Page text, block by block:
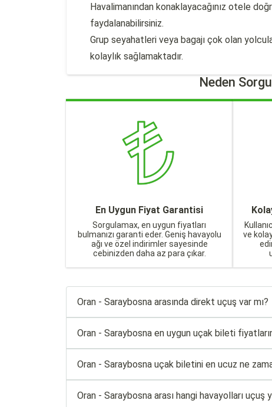
Havalimanından konaklayacağınız otele
faydalanabilirsiniz.
Grup seyahatleri veya bagajı çok olan
kolaylık sağlamaktadır.
Neden
En Uygun Fiyat Garantisi
Sorgulamax, en uygun fiyatları
bulmanızı garanti eder. Geniş havayolu
ağı ve özel indirimler sayesinde
cebinizden daha az para çıkar.
ve
Oran - Saraybosna arasında direkt uçuş var mı?
Oran - Saraybosna en uygun uçak bileti
Oran - Saraybosna uçak biletini en ucuz ne
Oran - Saraybosna arası hangi havayolları uçuş